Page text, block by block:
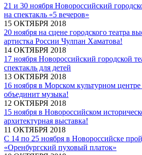
21 и 30 ноября Новороссийский
на спектакль «5 вечеров»
15 ОКТЯБРЯ 2018
20 ноября на сцене городского театра
артистка России Чулпан Хаматова!
14 ОКТЯБРЯ 2018
17 ноября Новороссийский городской
спектакль для детей
13 ОКТЯБРЯ 2018
16 ноября в Морском культурном
объединит музыка!
12 ОКТЯБРЯ 2018
15 ноября в Новороссийском
архитектурная выставка!
11 ОКТЯБРЯ 2018
С 14 по 25 ноября в Новороссийске
«Оренбургский пуховый платок»